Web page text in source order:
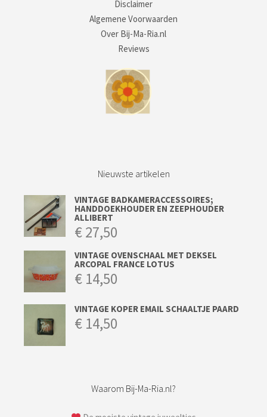
Disclaimer
Algemene Voorwaarden
Over Bij-Ma-Ria.nl
Reviews
Nieuwste artikelen
VINTAGE BADKAMERACCESSOIRES;
HANDDOEKHOUDER EN ZEEPHOUDER
ALLIBERT
€27,50
VINTAGE OVENSCHAAL MET DEKSEL
ARCOPAL FRANCE LOTUS
€ 14,50
VINTAGE KOPER EMAIL SCHAALTJE PAARD
€ 14,50
Waarom Bij-Ma-Ria.nl?